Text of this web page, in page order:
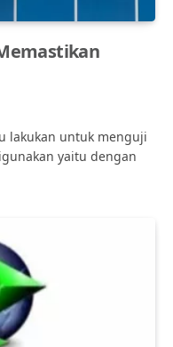
lakukan untuk menguji
yaitu dengan